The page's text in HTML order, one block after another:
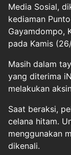
Media Sosial,
kediaman
Gayamdompo,
pada Kamis
Masih dalam
yang diterima
melakukan
Saat beraksi,
celana hitam.
menggunakan
dikenali.